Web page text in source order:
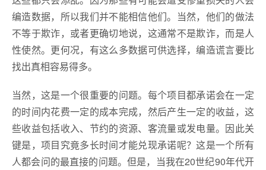
编造数据，所以我们并不能相信他们。当然，他们的做法
不等于欺诈，或者更确切地说，这通常不是欺诈，而是人
性使然。更何况，有这么多数据可供选择，编造谎言要比
找出真相容易得多。
当然，这是一个很重要的问题。每个项目都承诺会在一定
的时间内花费一定的成本完成，然后产生一定的收益，这
些收益包括收入、节约的资源、客流量或发电量。因此关
键是，项目究竟多长时间才能兑现承诺呢？这是一个所有
人都会问的最直接的问题。但是，当我在20世纪90年代开